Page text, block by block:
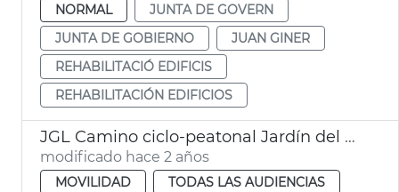
NORMAL
JUNTA DE GOVERN
JUNTA DE GOBIERNO
JUAN GINER
REHABILITACIÓ EDIFICIS
REHABILITACIÓN EDIFICIOS
JGL Camino ciclo-peatonal Jardín del Turia
modificado hace 2 años
MOVILIDAD
TODAS LAS AUDIENCIAS